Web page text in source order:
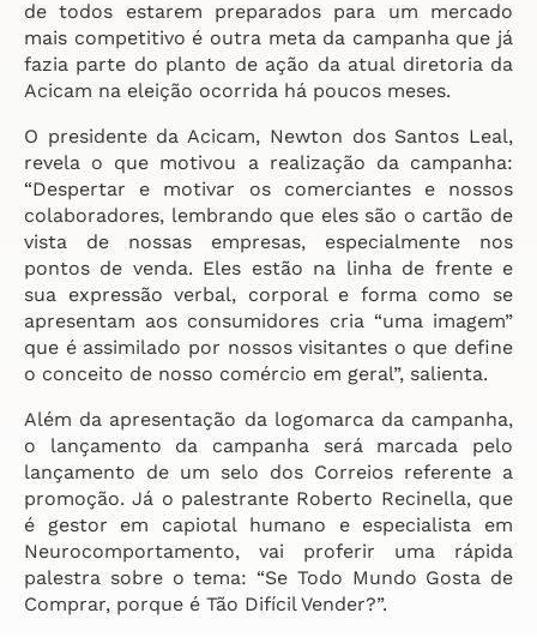
de todos estarem preparados para um mercado
mais competitivo é outra meta da campanha que já
fazia parte do planto de ação da atual diretoria da
Acicam na eleição ocorrida há poucos meses.
O presidente da Acicam, Newton dos Santos Leal,
revela o que motivou a realização da campanha:
“Despertar e motivar os comerciantes e nossos
colaboradores, lembrando que eles são o cartão de
vista de nossas empresas, especialmente nos
pontos de venda. Eles estão na linha de frente e
sua expressão verbal, corporal e forma como se
apresentam aos consumidores cria “uma imagem”
que é assimilado por nossos visitantes o que define
o conceito de nosso comércio em geral”, salienta.
Além da apresentação da logomarca da campanha,
o lançamento da campanha será marcada pelo
lançamento de um selo dos Correios referente a
promoção. Já o palestrante Roberto Recinella, que
é gestor em capiotal humano e especialista em
Neurocomportamento, vai proferir uma rápida
palestra sobre o tema: “Se Todo Mundo Gosta de
Comprar, porque é Tão Difícil Vender?”.